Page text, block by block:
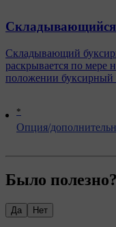
*
Опция/
Складывающий
раскрывается по мере
положении буксирный
Было полезно?
Да Нет